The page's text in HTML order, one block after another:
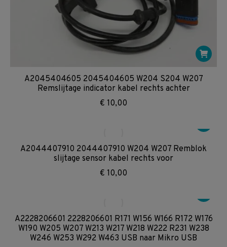
A2045404605 2045404605 W204 S204 W207
Remslijtage indicator kabel rechts achter
€ 10,00
A2044407910 2044407910 W204 W207 Remblok
slijtage sensor kabel rechts voor
€ 10,00
A2228206601 2228206601 R171 W156 W166 R172 W176
W190 W205 W207 W213 W217 W218 W222 R231 W238
W246 W253 W292 W463 USB naar Mikro USB